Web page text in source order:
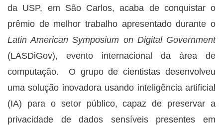
da USP, em São Carlos, acaba de conquistar o
prêmio de melhor trabalho apresentado durante o
Latin American Symposium on Digital Government
(LASDiGov), evento internacional da área de
computação. O grupo de cientistas desenvolveu
uma solução inovadora usando inteligência artificial
(IA) para o setor público, capaz de preservar a
privacidade de dados sensíveis presentes em